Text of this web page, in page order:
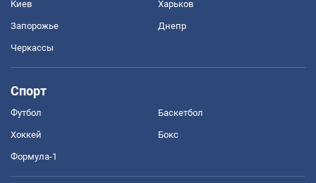
Киев Харьков
Запорожье Днепр
Черкассы
Спорт
Футбол Баскетбол
Хоккей Бокс
Формула-1